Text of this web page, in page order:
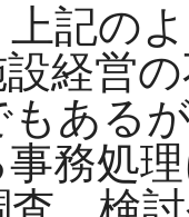
記の
経営
ある
務処